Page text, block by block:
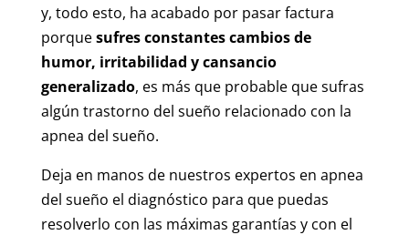
y, todo esto, ha acabado por pasar factura
porquesufres constantes cambios de
humor, irritabilidad y cansancio
generalizado, es más que probable que sufras
algún trastorno del sueño relacionado con la
apnea del sueño.
Deja en manos de nuestros expertos en apnea
del sueño el diagnóstico para que puedas
resolverlo con las máximas garantías y con el